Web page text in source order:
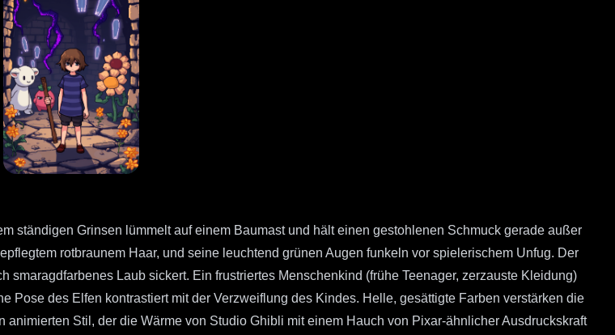
ständigen Grinsen lümmelt auf einem Baumast und hält einen gestohlenen Schmuck gerade außer
rotbraunem Haar, und seine leuchtend grünen Augen funkeln vor spielerischem Unfug. Der
Laub sickert. Ein frustriertes Menschenkind (frühe Teenager, zerzauste Kleidung)
Pose des Elfen kontrastiert mit der Verzweiflung des Kindes. Helle, gesättigte Farben verstärken die
Stil, der die Wärme von Studio Ghibli mit einem Hauch von Pixar-ähnlicher Ausdruckskraft